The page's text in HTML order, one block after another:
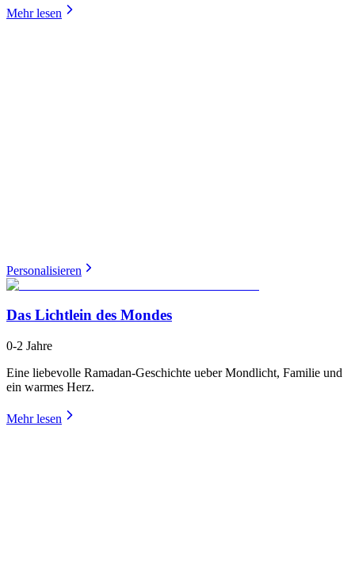
Mehr lesen
Personalisieren
Das Lichtlein des Mondes
0-2 Jahre
Eine liebevolle Ramadan-Geschichte ueber Mondlicht, Familie und
ein warmes Herz.
Mehr lesen